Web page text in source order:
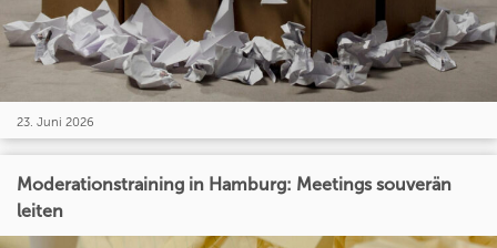
23. Juni 2026
Moderationstraining in Hamburg: Meetings souverän
leiten